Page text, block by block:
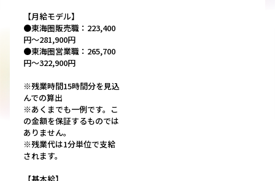
【月給モデル】
●東海圏販売職：223,400
円～281,900円
●東海圏営業職：265,700
円～322,900円
※残業時間15時間分を見込
んでの算出
※あくまでも一例です。こ
の金額を保証するものでは
ありません。
※残業代は1分単位で支給
されます。